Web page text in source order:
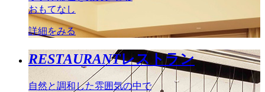
おもてなし
詳細をみる
RESTAURANTレストラン
自然と調和した雰囲気の中で